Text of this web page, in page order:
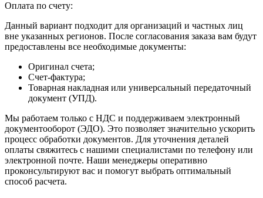
Оплата по счету:
Данный вариант подходит для организаций и частных лиц
вне указанных регионов. После согласования заказа вам будут
предоставлены все необходимые документы:
Оригинал счета;
Счет-фактура;
Товарная накладная или универсальный передаточный
документ (УПД).
Мы работаем только с НДС и поддерживаем электронный
документооборот (ЭДО). Это позволяет значительно ускорить
процесс обработки документов. Для уточнения деталей
оплаты свяжитесь с нашими специалистами по телефону или
электронной почте. Наши менеджеры оперативно
проконсультируют вас и помогут выбрать оптимальный
способ расчета.